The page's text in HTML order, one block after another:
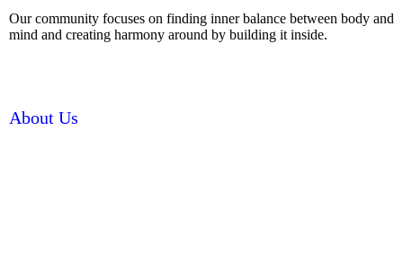
Our community focuses on finding inner balance between body and
mind and creating harmony around by building it inside.
About Us